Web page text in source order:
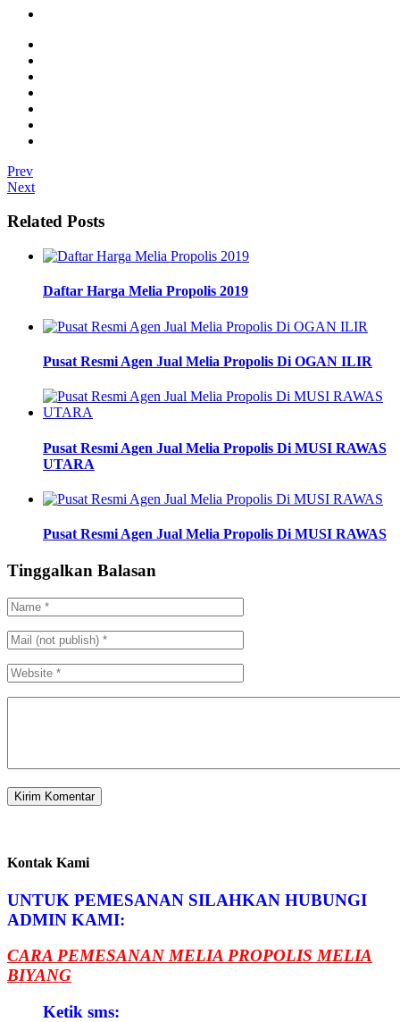
Prev
Next
Related Posts
Daftar Harga Melia Propolis 2019
Pusat Resmi Agen Jual Melia Propolis Di OGAN ILIR
Pusat Resmi Agen Jual Melia Propolis Di MUSI RAWAS
UTARA
Pusat Resmi Agen Jual Melia Propolis Di MUSI RAWAS
Tinggalkan Balasan
Kontak Kami
UNTUK PEMESANAN SILAHKAN HUBUNGI
ADMIN KAMI:
CARA PEMESANAN MELIA PROPOLIS MELIA
BIYANG
Ketik sms: